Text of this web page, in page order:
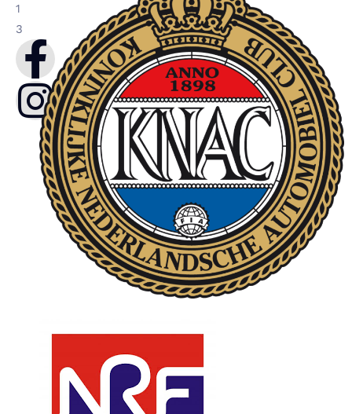
1
3